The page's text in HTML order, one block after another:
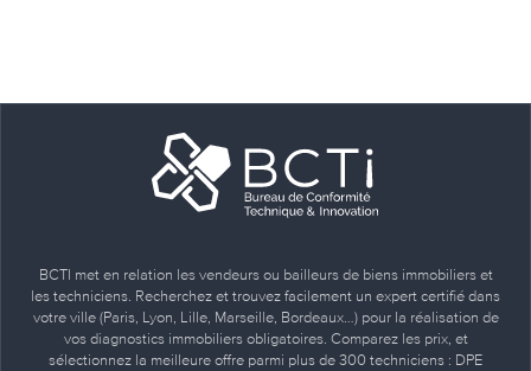
BCTI met en relation les vendeurs ou bailleurs de biens immobiliers et
les techniciens. Recherchez et trouvez facilement un expert certifié dans
votre ville (Paris, Lyon, Lille, Marseille, Bordeaux…) pour la réalisation de
vos diagnostics immobiliers obligatoires. Comparez les prix, et
sélectionnez la meilleure offre parmi plus de 300 techniciens : DPE